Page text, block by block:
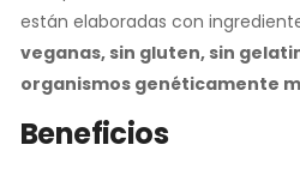
están elaboradas con
veganas, sin gluten, sin
organismos genéticamente
Beneficios